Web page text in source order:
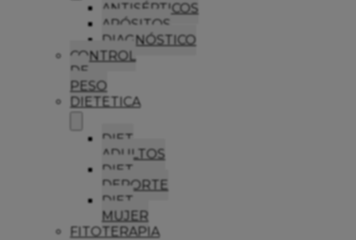
ANTISÉPTICOS
APÓSITOS
DIAGNÓSTICO
CONTROL
DE
PESO
DIETETICA
DIET
ADULTOS
DIET
DEPORTE
DIET
MUJER
FITOTERAPIA